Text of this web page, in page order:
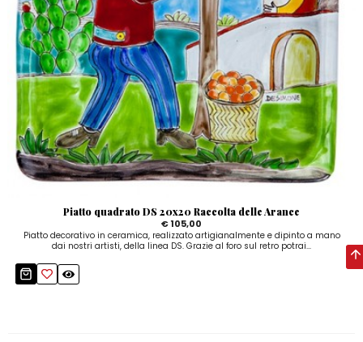
Piatto quadrato DS 20x20 Raccolta delle Arance
€ 105,00
Piatto decorativo in ceramica, realizzato artigianalmente e dipinto a mano
dai nostri artisti, della linea DS. Grazie al foro sul retro potrai...